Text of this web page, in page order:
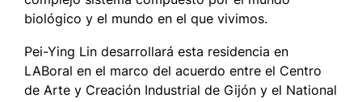
biológico y el mundo en el que vivimos.
Pei-Ying Lin desarrollará esta residencia en
LABoral en el marco del acuerdo entre el Centro
de Arte y Creación Industrial de Gijón y el National